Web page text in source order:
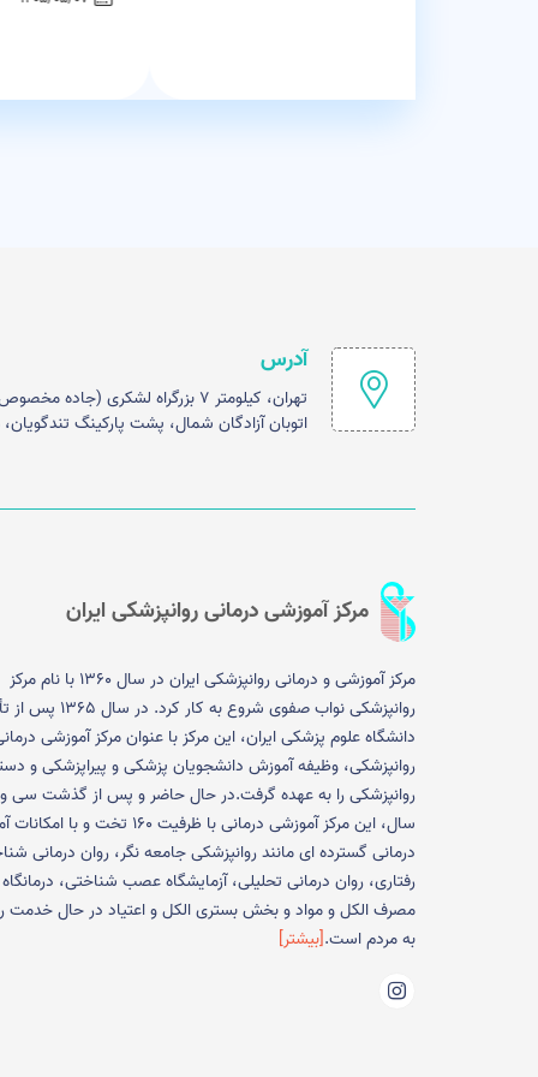
آدرس
تهران، کیلومتر ۷ بزرگراه لشکری
اتوبان آزادگان شمال، پشت پارکینگ تندگویان،
مرکز آموزشی درمانی روانپزشکی ایران
مرکز آموزشی و درمانی روانپزشکی ایران در سال 1360 با نام مرکز
روانپزشکی نواب صفوی شروع به
دانشگاه علوم پزشکی ایران، این مرکز با عنوان مرکز آموزشی
روانپزشکی، وظیفه آموزش دانشجویان پزشکی و پیراپزشکی و
روانپزشکی را به عهده گرفت.در حال حاضر و پس از گذشت سی
سال، این مرکز آموزشی درمانی با ظرفیت 160 تخت و
درمانی گسترده ای مانند روانپزشکی جامعه نگر، روان درمانی
رفتاری، روان درمانی تحلیلی، آزمایشگاه عصب شناختی،
مصرف الکل و مواد و بخش بستری الکل و اعتیاد در حال خدمت
به مردم است.[بیشتر]